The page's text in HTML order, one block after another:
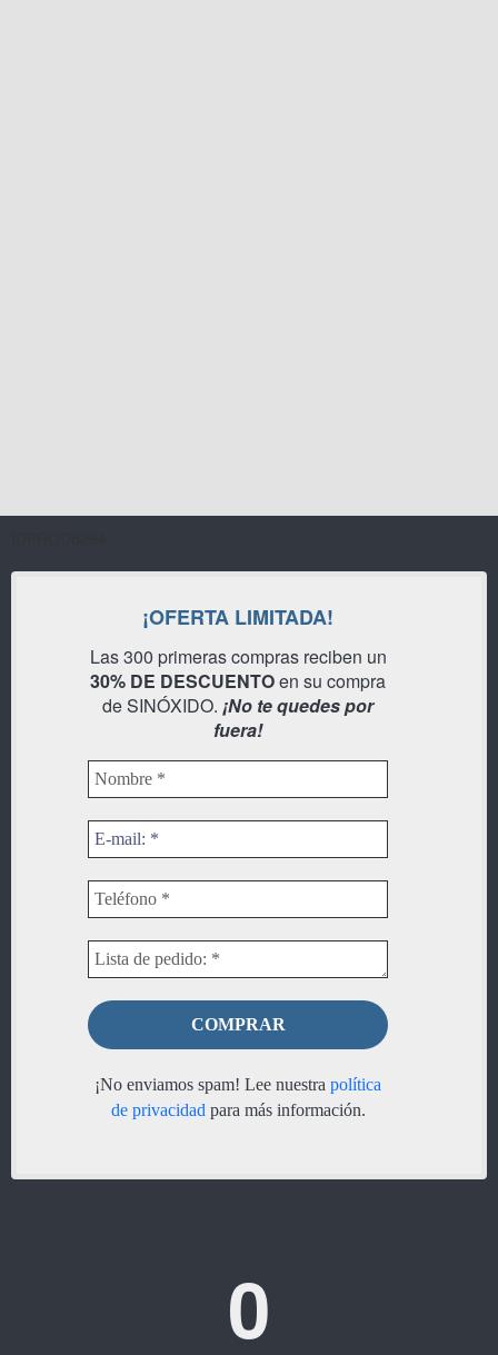
¡OFERTA LIMITADA!
Las 300 primeras compras reciben un
30% DE DESCUENTOen su compra
de SINÓXIDO. ¡No te quedes por
fuera!
¡No enviamos spam! Lee nuestra política
de privacidad para más información.
0